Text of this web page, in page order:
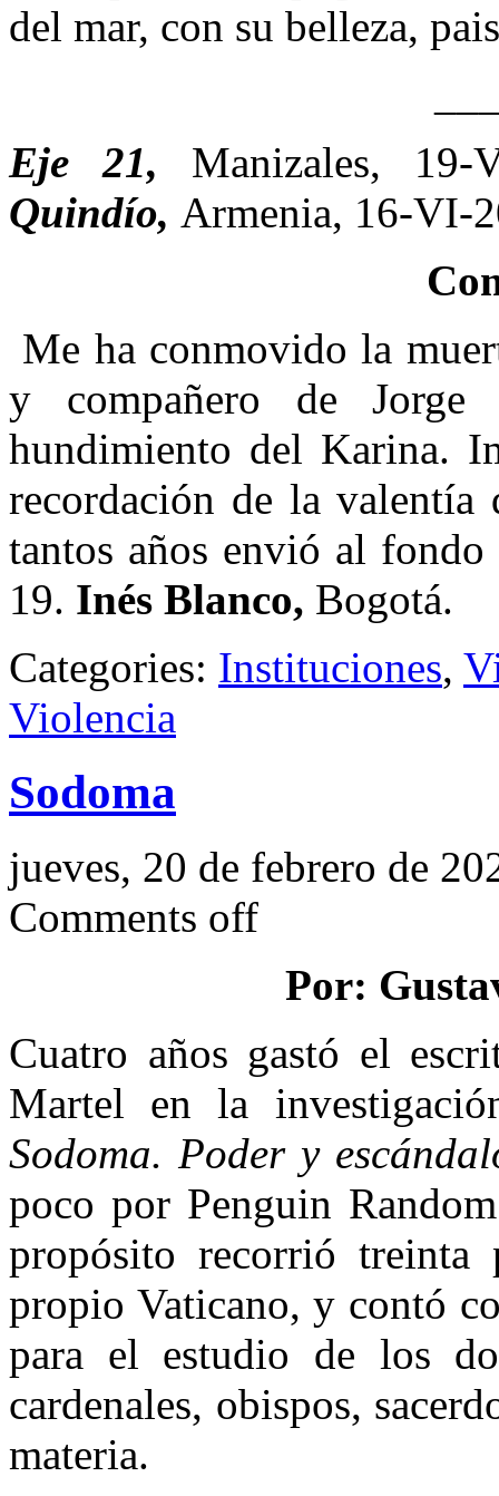
del mar, con su belleza,
Eje 21, Manizales,
Quindío, Armenia, 16-VI-
Me ha conmovido la
y compañero de
hundimiento del Karina.
recordación de la valentía
tantos años envió al
19. Inés Blanco, Bogotá.
Categories: Instituciones,
Violencia
Sodoma
jueves, 20 de febrero de
Comments off
Por:
Cuatro años gastó el
Martel en la
Sodoma. Poder y
poco por Penguin
propósito recorrió
propio Vaticano, y contó
para el estudio de los
cardenales, obispos,
materia.